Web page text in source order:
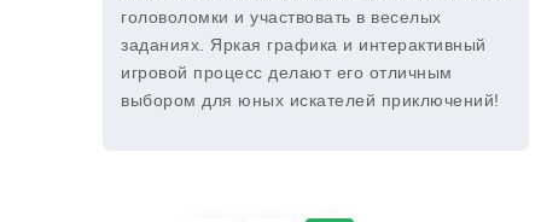
головоломки и участвовать в веселых
заданиях. Яркая графика и интерактивный
игровой процесс делают его отличным
выбором для юных искателей приключений!